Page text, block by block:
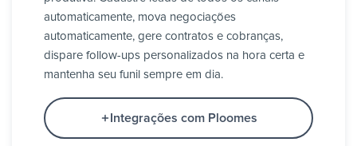
automaticamente, mova negociações
automaticamente, gere contratos e cobranças,
dispare follow-ups personalizados na hora certa e
mantenha seu funil sempre em dia.
Integrações com Ploomes